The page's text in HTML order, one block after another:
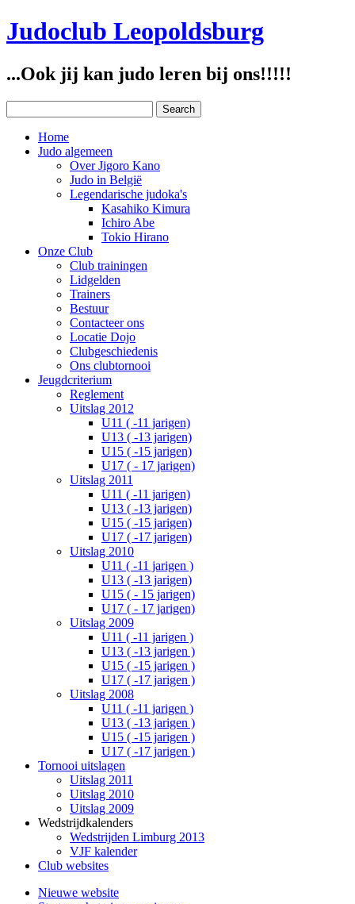
Judoclub Leopoldsburg
...Ook jij kan judo leren bij ons!!!!!
Home
Judo algemeen
Over Jigoro Kano
Judo in België
Legendarische judoka's
Kasahiko Kimura
Ichiro Abe
Tokio Hirano
Onze Club
Club trainingen
Lidgelden
Trainers
Bestuur
Contacteer ons
Locatie Dojo
Clubgeschiedenis
Ons clubtornooi
Jeugdcriterium
Reglement
Uitslag 2012
U11 ( -11 jarigen)
U13 ( -13 jarigen)
U15 ( -15 jarigen)
U17 ( - 17 jarigen)
Uitslag 2011
U11 ( -11 jarigen)
U13 ( -13 jarigen)
U15 ( -15 jarigen)
U17 ( -17 jarigen)
Uitslag 2010
U11 ( -11 jarigen )
U13 ( -13 jarigen)
U15 ( - 15 jarigen)
U17 ( - 17 jarigen)
Uitslag 2009
U11 ( -11 jarigen )
U13 ( -13 jarigen )
U15 ( -15 jarigen )
U17 ( -17 jarigen )
Uitslag 2008
U11 ( -11 jarigen )
U13 ( -13 jarigen )
U15 ( -15 jarigen )
U17 ( -17 jarigen )
Tornooi uitslagen
Uitslag 2011
Uitslag 2010
Uitslag 2009
Wedstrijdkalenders
Wedstrijden Limburg 2013
VJF kalender
Club websites
Nieuwe website